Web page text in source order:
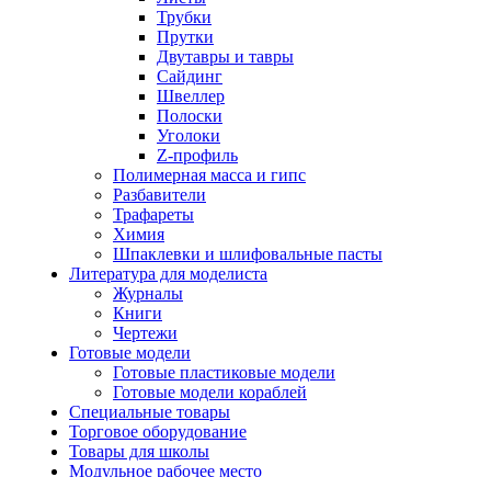
Трубки
Прутки
Двутавры и тавры
Сайдинг
Швеллер
Полоски
Уголоки
Z-профиль
Полимерная масса и гипс
Разбавители
Трафареты
Химия
Шпаклевки и шлифовальные пасты
Литература для моделиста
Журналы
Книги
Чертежи
Готовые модели
Готовые пластиковые модели
Готовые модели кораблей
Специальные товары
Торговое оборудование
Товары для школы
Модульное рабочее место